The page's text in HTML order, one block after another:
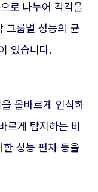
로 나누어 각각을
그룹별 성능의 균
있습니다.
올바르게 인식하
게 탐지하는 비
성능 편차 등을